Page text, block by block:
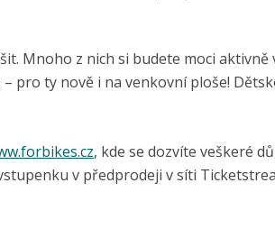
Mnoho z nich si budete moci aktivně
pro ty nově i na venkovní ploše!
, kde se dozvíte veškeré
v předprodeji v síti